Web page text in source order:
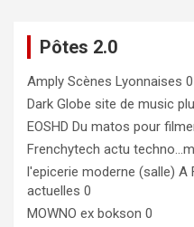
Pôtes 2.0
Amply Scènes Lyonnaises 0
Dark Globe site de music
EOSHD Du matos pour
Frenchytech actu
l'epicerie moderne (salle) A
actuelles 0
MOWNO ex bokson 0